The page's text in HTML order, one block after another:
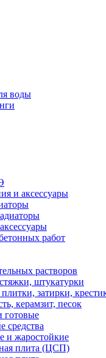
воды
и аксессуары
работ
растворов
штукатурки
затирки,
керамзит, песок
готовые
средства
и жаростойкие
плита (ЦСП)